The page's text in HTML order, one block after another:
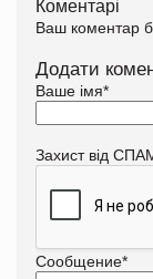
Коментарі
Ваш коментар
Додати
Ваше імя*
Захист від
Сообщение*